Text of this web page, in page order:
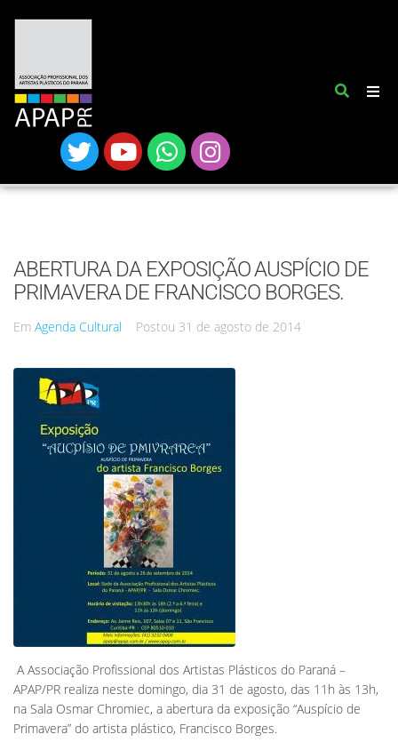
ABERTURA DA EXPOSIÇÃO AUSPÍCIO DE
PRIMAVERA DE FRANCISCO BORGES.
Em Agenda Cultural Postou 31 de agosto de 2014
A Associação Profissional dos Artistas Plásticos do Paraná –
APAP/PR realiza neste domingo, dia 31 de agosto, das 11h às 13h,
na Sala Osmar Chromiec, a abertura da exposição “Auspício de
Primavera” do artista plástico, Francisco Borges.